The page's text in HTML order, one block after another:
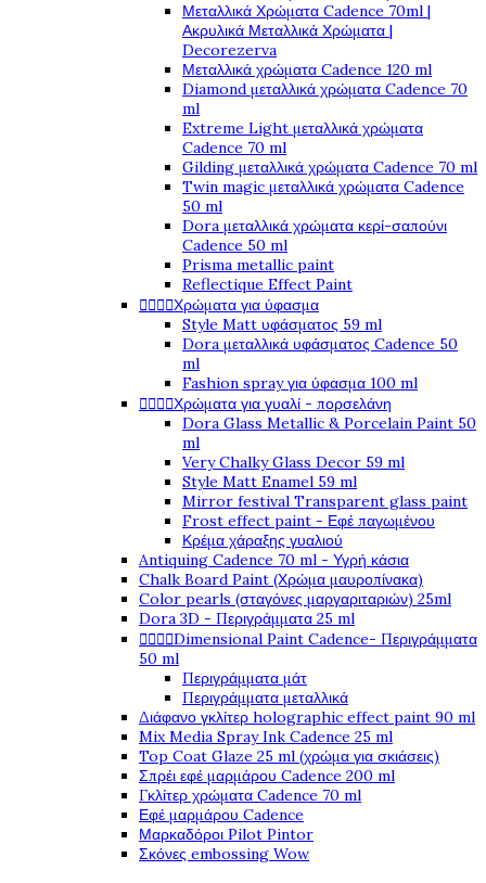
Μεταλλικά Χρώματα Cadence 70ml |
Ακρυλικά Μεταλλικά Χρώματα |
Decorezerva
Μεταλλικά χρώματα Cadence 120 ml
Diamond μεταλλικά χρώματα Cadence 70
ml
Extreme Light μεταλλικά χρώματα
Cadence 70 ml
Gilding μεταλλικά χρώματα Cadence 70 ml
Twin magic μεταλλικά χρώματα Cadence
50 ml
Dora μεταλλικά χρώματα κερί-σαπούνι
Cadence 50 ml
Prisma metallic paint
Reflectique Effect Paint
   Χρώματα για ύφασμα
Style Matt υφάσματος 59 ml
Dora μεταλλικά υφάσματος Cadence 50
ml
Fashion spray για ύφασμα 100 ml
   Χρώματα για γυαλί - πορσελάνη
Dora Glass Metallic & Porcelain Paint 50
ml
Very Chalky Glass Decor 59 ml
Style Matt Enamel 59 ml
Mirror festival Transparent glass paint
Frost effect paint - Εφέ παγωμένου
Κρέμα χάραξης γυαλιού
Antiquing Cadence 70 ml - Υγρή κάσια
Chalk Board Paint (Χρώμα μαυροπίνακα)
Color pearls (σταγόνες μαργαριταριών) 25ml
Dora 3D - Περιγράμματα 25 ml
   Dimensional Paint Cadence- Περιγράμματα
50 ml
Περιγράμματα μάτ
Περιγράμματα μεταλλικά
Διάφανο γκλίτερ holographic effect paint 90 ml
Mix Media Spray Ink Cadence 25 ml
Top Coat Glaze 25 ml (χρώμα για σκιάσεις)
Σπρέι εφέ μαρμάρου Cadence 200 ml
Γκλίτερ χρώματα Cadence 70 ml
Εφέ μαρμάρου Cadence
Μαρκαδόροι Pilot Pintor
Σκόνες embossing Wow